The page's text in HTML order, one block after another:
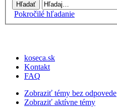
Pokročilé hľadanie
koseca.sk
Kontakt
FAQ
Zobraziť témy bez odpovede
Zobraziť aktívne témy